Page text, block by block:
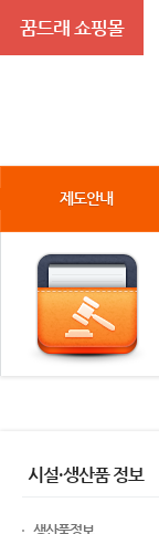
꿈드래 쇼핑몰
제도안내
시설·생산품 정보
생산품정보